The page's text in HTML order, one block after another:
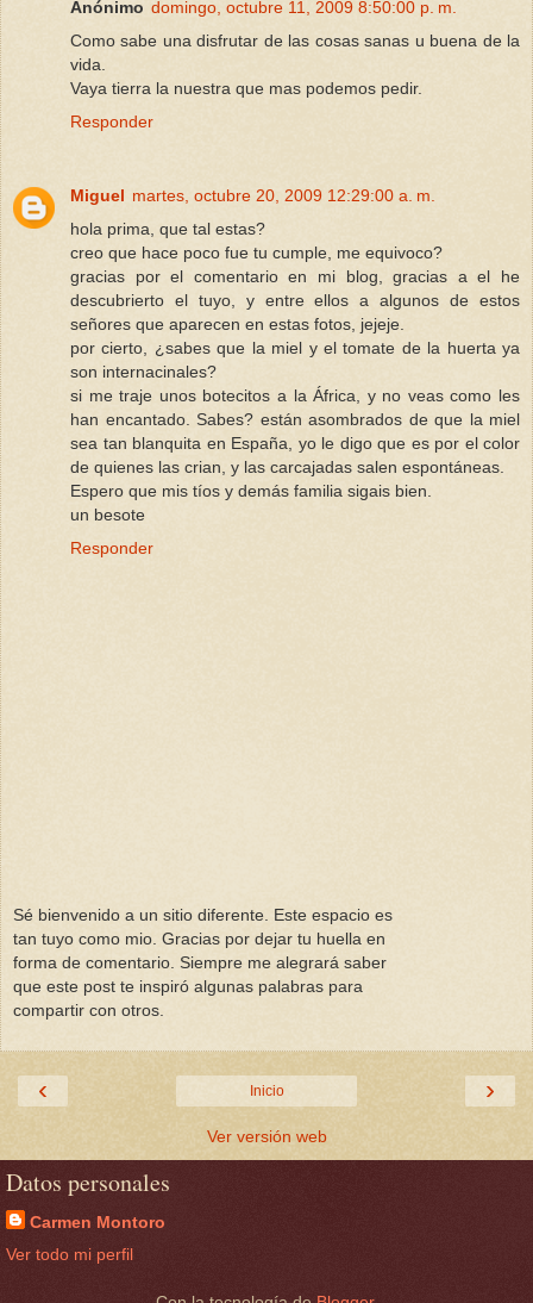
Anónimo domingo, octubre 11, 2009 8:50:00 p. m.
Como sabe una disfrutar de las cosas sanas u buena de la
vida.
Vaya tierra la nuestra que mas podemos pedir.
Responder
Miguel martes, octubre 20, 2009 12:29:00 a. m.
hola prima, que tal estas?
creo que hace poco fue tu cumple, me equivoco?
gracias por el comentario en mi blog, gracias a el he
descubrierto el tuyo, y entre ellos a algunos de estos
señores que aparecen en estas fotos, jejeje.
por cierto, ¿sabes que la miel y el tomate de la huerta ya
son internacinales?
si me traje unos botecitos a la África, y no veas como les
han encantado. Sabes? están asombrados de que la miel
sea tan blanquita en España, yo le digo que es por el color
de quienes las crian, y las carcajadas salen espontáneas.
Espero que mis tíos y demás familia sigais bien.
un besote
Responder
Sé bienvenido a un sitio diferente. Este espacio es
tan tuyo como mio. Gracias por dejar tu huella en
forma de comentario. Siempre me alegrará saber
que este post te inspiró algunas palabras para
compartir con otros.
‹ ›
Inicio
Ver versión web
Datos personales
Carmen Montoro
Ver todo mi perfil